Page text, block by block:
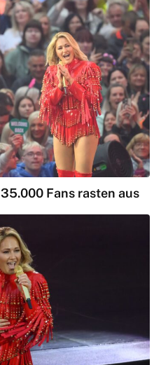
Fans rasten aus